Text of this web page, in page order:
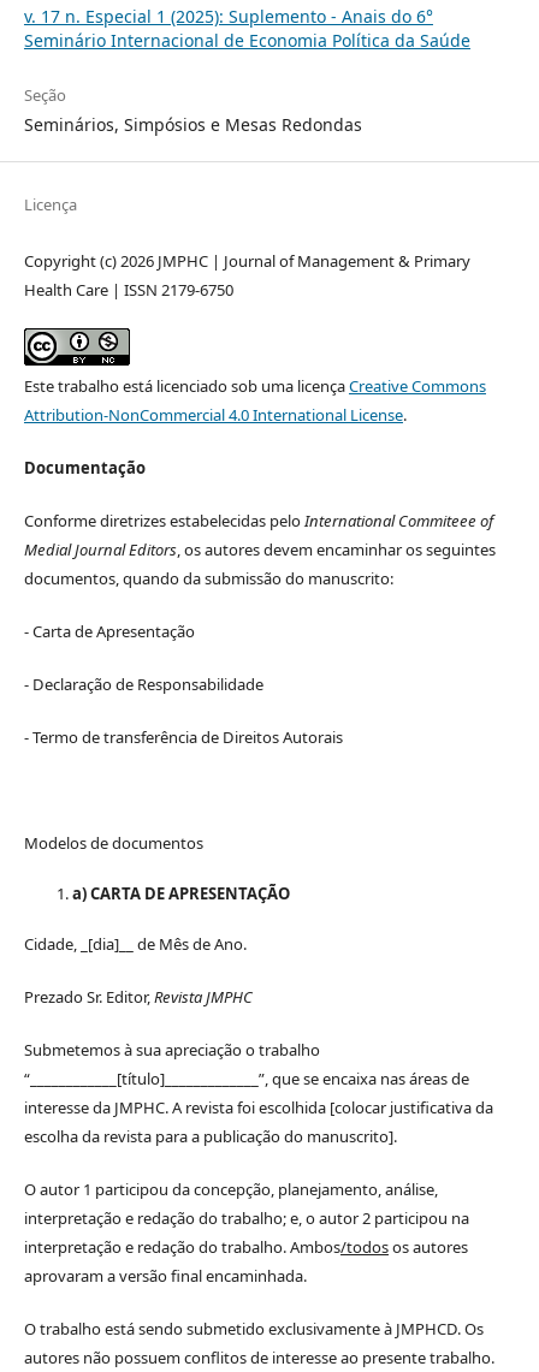
v. 17 n. Especial 1 (2025): Suplemento - Anais do 6°
Seminário Internacional de Economia Política da Saúde
Seção
Seminários, Simpósios e Mesas Redondas
Licença
Copyright (c) 2026 JMPHC | Journal of Management & Primary
Health Care | ISSN 2179-6750
Este trabalho está licenciado sob uma licençaCreative Commons
Attribution-NonCommercial 4.0 International License.
Documentação
Conforme diretrizes estabelecidas peloInternational Commiteee of
Medial Journal Editors, os autores devem encaminhar os seguintes
documentos, quando da submissão do manuscrito:
- Carta de Apresentação
- Declaração de Responsabilidade
- Termo de transferência de Direitos Autorais
Modelos de documentos
a) CARTA DE APRESENTAÇÃO
Cidade, _[dia]__ de Mês de Ano.
Prezado Sr. Editor,Revista JMPHC
Submetemos à sua apreciação o trabalho
“____________[título]_____________”, que se encaixa nas áreas de
interesse da JMPHC. A revista foi escolhida [colocar justificativa da
escolha da revista para a publicação do manuscrito].
O autor 1 participou da concepção, planejamento, análise,
interpretação e redação do trabalho; e, o autor 2 participou na
interpretação e redação do trabalho. Ambos/todosos autores
aprovaram a versão final encaminhada.
O trabalho está sendo submetido exclusivamente à JMPHCD. Os
autores não possuem conflitos de interesse ao presente trabalho.